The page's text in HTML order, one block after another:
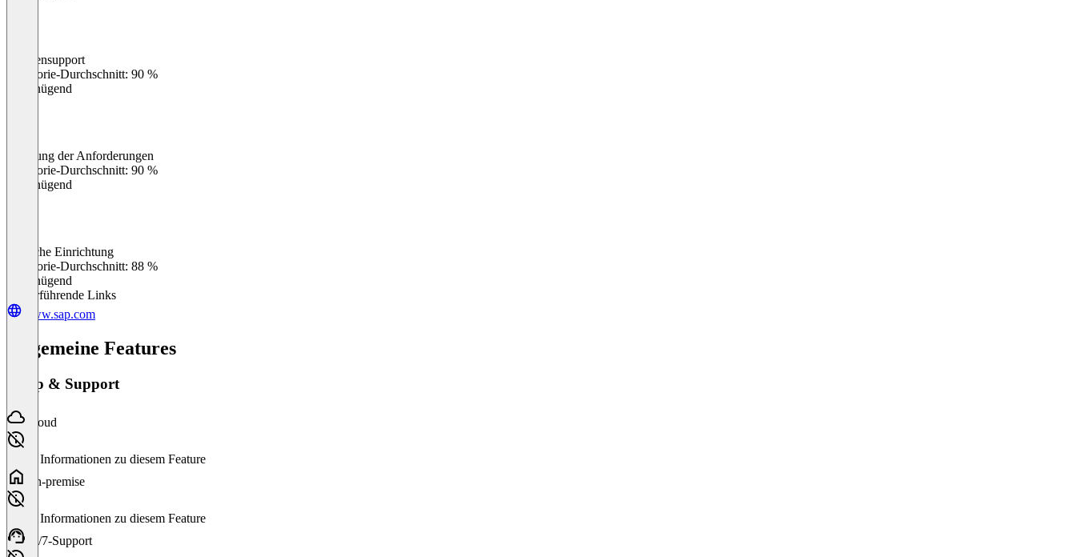
Kundensupport
Kategorie-Durchschnitt: 90 %
Ungenügend
Erfüllung der Anforderungen
Kategorie-Durchschnitt: 90 %
Ungenügend
Einfache Einrichtung
Kategorie-Durchschnitt: 88 %
Ungenügend
Weiterführende Links
www.sap.com
Allgemeine Features
Setup & Support
Cloud
Keine Informationen zu diesem Feature
On-premise
Keine Informationen zu diesem Feature
24/7-Support